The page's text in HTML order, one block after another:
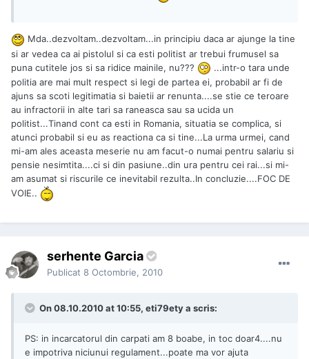
Mda..dezvoltam..dezvoltam...in principiu daca ar ajunge la tine
si ar vedea ca ai pistolul si ca esti politist ar trebui frumusel sa
puna cutitele jos si sa ridice mainile, nu???
...intr-o tara unde
politia are mai mult respect si legi de partea ei, probabil ar fi de
ajuns sa scoti legitimatia si baietii ar renunta....se stie ce teroare
au infractorii in alte tari sa raneasca sau sa ucida un
politist...Tinand cont ca esti in Romania, situatia se complica, si
atunci probabil si eu as reactiona ca si tine...La urma urmei, cand
mi-am ales aceasta meserie nu am facut-o numai pentru salariu si
pensie nesimtita....ci si din pasiune..din ura pentru cei rai...si mi-
am asumat si riscurile ce inevitabil rezulta..In concluzie....FOC DE
VOIE..
serhente Garcia
Publicat 8 Octombrie, 2010
On 08.10.2010 at 10:55, eti79ety a scris:
PS: in incarcatorul din carpati am 8 boabe, in toc doar4....nu
e impotriva niciunui regulament...poate ma vor ajuta